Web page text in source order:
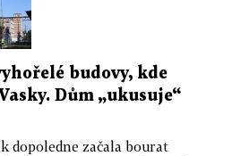
budovy, kde
Dům „ukusuje“
dopoledne začala bourat